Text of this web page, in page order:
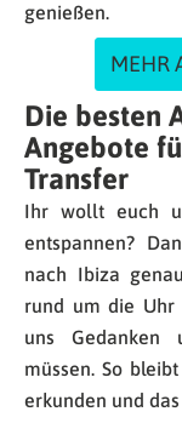
genießen.
MEHR
Die besten
Angebote
Transfer
Ihr wollt euch
entspannen?
nach Ibiza
rund um die Uhr
uns Gedanken
müssen. So
erkunden und